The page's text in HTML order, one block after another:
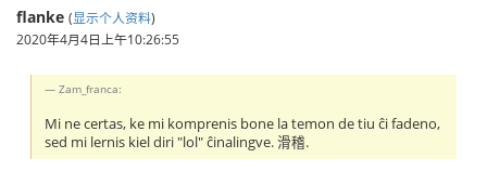
flanke (显示个人资料)
2020年4月4日上午10:26:55
Zam_franca:
Mi ne certas, ke mi komprenis bone la temon de tiu ĉi fadeno,
sed mi lernis kiel diri "lol" ĉinalingve. 滑稽.